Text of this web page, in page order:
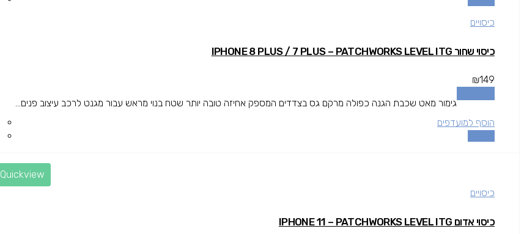
כיסויים
כיסוי שחור IPHONE 8 PLUS / 7 PLUS – PATCHWORKS LEVEL ITG
₪149
גימור מאט שכבת הגנה כפולה מרקם גס בצדדים המספק אחיזה טובה יותר שטח בנוי מראש עבור מגנט לרכב עיצוב פנים...
הוסף למועדפים
Quickview
כיסויים
כיסוי אדום IPHONE 11 – PATCHWORKS LEVEL ITG